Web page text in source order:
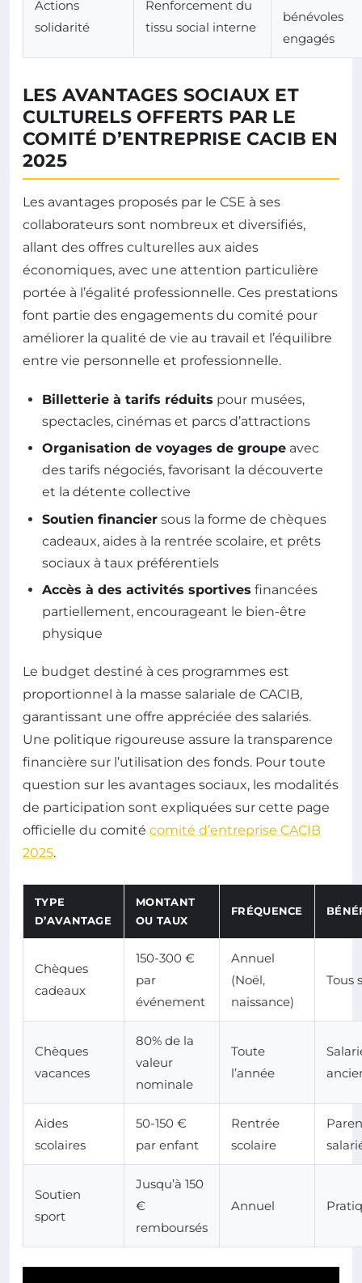
Actions
solidarité
Renforcement du
tissu social interne
bénévoles
engagés
LES AVANTAGES SOCIAUX ET
CULTURELS OFFERTS PAR LE
COMITÉ D’ENTREPRISE CACIB EN
2025
Les avantages proposés par le CSE à ses
collaborateurs sont nombreux et diversifiés,
allant des offres culturelles aux aides
économiques, avec une attention particulière
portée à l’égalité professionnelle. Ces prestations
font partie des engagements du comité pour
améliorer la qualité de vie au travail et l’équilibre
entre vie personnelle et professionnelle.
Billetterie à tarifs réduits pour musées,
spectacles, cinémas et parcs d’attractions
Organisation de voyages de groupe avec
des tarifs négociés, favorisant la découverte
et la détente collective
Soutien financier sous la forme de chèques
cadeaux, aides à la rentrée scolaire, et prêts
sociaux à taux préférentiels
Accès à des activités sportives financées
partiellement, encourageant le bien-être
physique
Le budget destiné à ces programmes est
proportionnel à la masse salariale de CACIB,
garantissant une offre appréciée des salariés.
Une politique rigoureuse assure la transparence
financière sur l’utilisation des fonds. Pour toute
question sur les avantages sociaux, les modalités
de participation sont expliquées sur cette page
officielle du comité comité d’entreprise CACIB
2025.
TYPE
D’AVANTAGE
MONTANT
OU TAUX
FRÉQUENCE
Chèques
cadeaux
150-300 €
par
événement
Annuel
(Noël,
naissance)
Tous
Chèques
vacances
80% de la
valeur
nominale
Toute
l’année
Aides
scolaires
50-150 €
par enfant
Rentrée
scolaire
Soutien
sport
Jusqu’à 150
€
remboursés
Annuel